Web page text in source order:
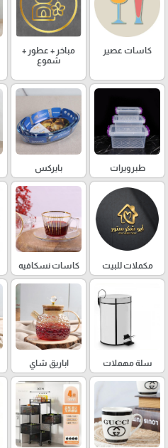
كاسات عصير
مباخر + عطور +
شموع
طبرويرات بايركس
مكملات للبيت كاسات نسكافيه
سلة مهملات اباريق شاي